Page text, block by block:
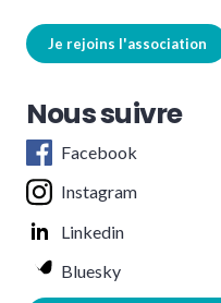
Je rejoins l'association
Nous suivre
Facebook
Instagram
Linkedin
Bluesky